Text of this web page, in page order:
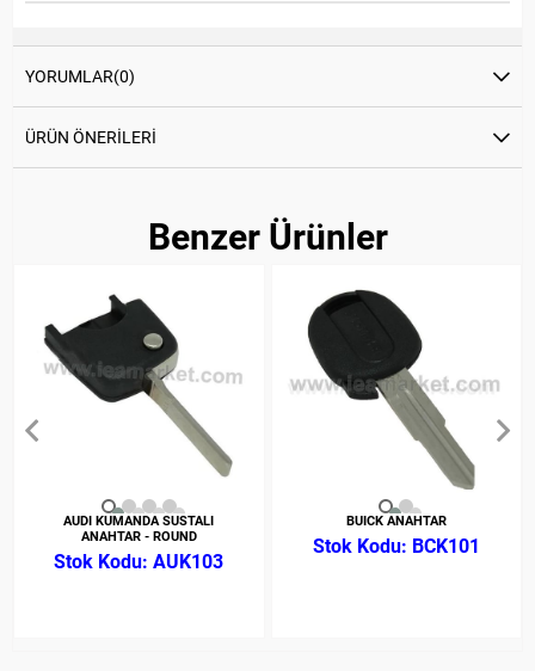
YORUMLAR(0)
ÜRÜN ÖNERILERI
Benzer Ürünler
AUDI KUMANDA SUSTALI
ANAHTAR - ROUND
AUK103
BUICK ANAHTAR
BCK101